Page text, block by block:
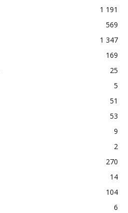
1 191
569
1 347
169
25
5
51
53
9
2
270
14
104
6